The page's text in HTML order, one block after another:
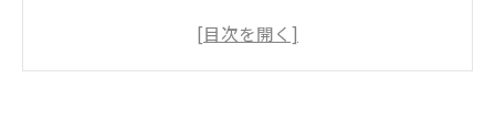
寒川駅周辺で受けられる高齢者介護支援の